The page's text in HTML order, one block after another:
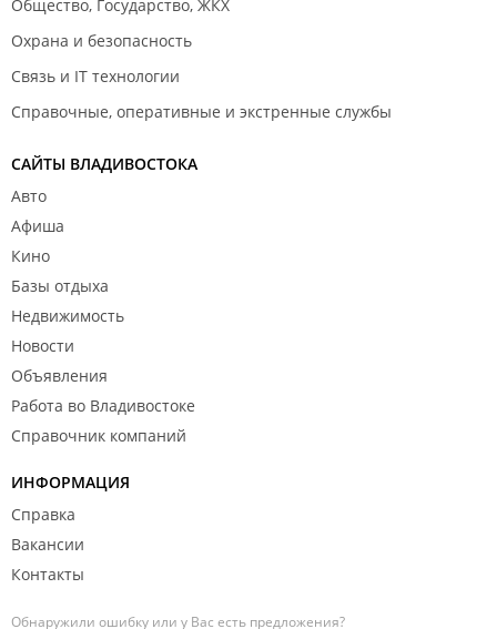
Общество, Государство, ЖКХ
Охрана и безопасность
Связь и IT технологии
Справочные, оперативные и экстренные службы
САЙТЫ ВЛАДИВОСТОКА
Авто
Афиша
Кино
Базы отдыха
Недвижимость
Новости
Объявления
Работа во Владивостоке
Справочник компаний
ИНФОРМАЦИЯ
Справка
Вакансии
Контакты
Обнаружили ошибку или у Вас есть предложения?